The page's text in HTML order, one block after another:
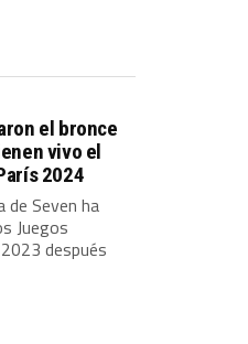
el bronce
vivo el
2024
de Seven ha
Juegos
después